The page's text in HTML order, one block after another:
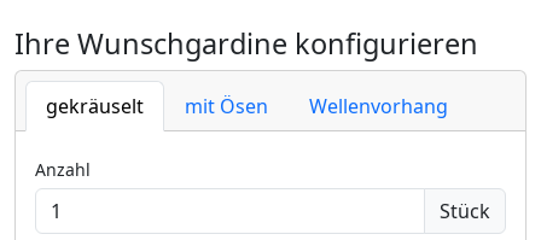
Ihre Wunschgardine konfigurieren
gekräuselt mit Ösen Wellenvorhang
Anzahl
Stück